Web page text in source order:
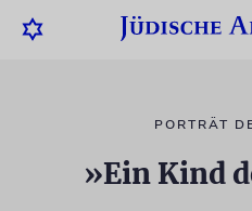
PORTRÄT
»Ein Kind